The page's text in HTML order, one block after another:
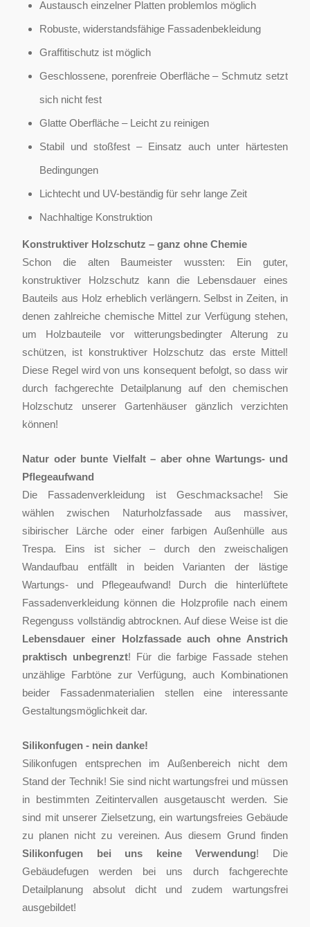
Austausch einzelner Platten problemlos möglich
Robuste, widerstandsfähige Fassadenbekleidung
Graffitischutz ist möglich
Geschlossene, porenfreie Oberfläche – Schmutz setzt
sich nicht fest
Glatte Oberfläche – Leicht zu reinigen
Stabil und stoßfest – Einsatz auch unter härtesten
Bedingungen
Lichtecht und UV-beständig für sehr lange Zeit
Nachhaltige Konstruktion
Konstruktiver Holzschutz – ganz ohne Chemie
Schon die alten Baumeister wussten: Ein guter,
konstruktiver Holzschutz kann die Lebensdauer eines
Bauteils aus Holz erheblich verlängern. Selbst in Zeiten, in
denen zahlreiche chemische Mittel zur Verfügung stehen,
um Holzbauteile vor witterungsbedingter Alterung zu
schützen, ist konstruktiver Holzschutz das erste Mittel!
Diese Regel wird von uns konsequent befolgt, so dass wir
durch fachgerechte Detailplanung auf den chemischen
Holzschutz unserer Gartenhäuser gänzlich verzichten
können!
Natur oder bunte Vielfalt – aber ohne Wartungs- und
Pflegeaufwand
Die Fassadenverkleidung ist Geschmacksache! Sie
wählen zwischen Naturholzfassade aus massiver,
sibirischer Lärche oder einer farbigen Außenhülle aus
Trespa. Eins ist sicher – durch den zweischaligen
Wandaufbau entfällt in beiden Varianten der lästige
Wartungs- und Pflegeaufwand! Durch die hinterlüftete
Fassadenverkleidung können die Holzprofile nach einem
Regenguss vollständig abtrocknen. Auf diese Weise ist die
Lebensdauer einer Holzfassade auch ohne Anstrich
praktisch unbegrenzt! Für die farbige Fassade stehen
unzählige Farbtöne zur Verfügung, auch Kombinationen
beider Fassadenmaterialien stellen eine interessante
Gestaltungsmöglichkeit dar.
Silikonfugen - nein danke!
Silikonfugen entsprechen im Außenbereich nicht dem
Stand der Technik! Sie sind nicht wartungsfrei und müssen
in bestimmten Zeitintervallen ausgetauscht werden. Sie
sind mit unserer Zielsetzung, ein wartungsfreies Gebäude
zu planen nicht zu vereinen. Aus diesem Grund finden
Silikonfugen bei uns keine Verwendung! Die
Gebäudefugen werden bei uns durch fachgerechte
Detailplanung absolut dicht und zudem wartungsfrei
ausgebildet!